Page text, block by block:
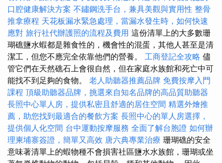
口腔健康解決方案 不鏽鋼洗手台，兼具美觀與實用性 整骨
推拿療程 天花板漏水緊急處理，當漏水發生時，如何快速
應對 旅行社代辦護照的流程及費用 這份清單上的大多數珊
瑚礁鹽水蝦都是雜食性的，機會性的混蛋，其他人甚至是清
潔工，但您不應完全依靠他們的營養。 工商登記全攻略 儘
管它們在天然礁石上會很自然，但在家庭水族館和死亡中可
能找不到足夠的食物。 老人助聽器推薦品牌 免費按摩入門
課程 頂級助聽器品牌，挑選來自知名品牌的高品質助聽器
長照中心單人房，提供私密且舒適的居住空間 精選外燴推
薦，助您找到最適合的餐飲方案 長照中心的單人房選擇，
提供個人化空間 台中運動按摩服務 全面了解台胞證 如何辦
理柬埔寨簽證，簡單又高效 唐六典專業治療 珊瑚礁的安全
意味著清單上的蝦物種不會損害社區鹽水水族館，珊瑚或坐